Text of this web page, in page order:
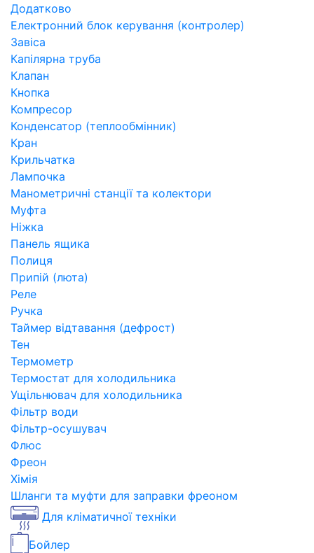
Додатково
Електронний блок керування (контролер)
Завіса
Капілярна труба
Клапан
Кнопка
Компресор
Конденсатор (теплообмінник)
Кран
Крильчатка
Лампочка
Манометричні станції та колектори
Муфта
Ніжка
Панель ящика
Полиця
Припій (люта)
Реле
Ручка
Таймер відтавання (дефрост)
Тен
Термометр
Термостат для холодильника
Ущільнювач для холодильника
Фільтр води
Фільтр-осушувач
Флюс
Фреон
Хімія
Шланги та муфти для заправки фреоном
Для кліматичної техніки
Бойлер